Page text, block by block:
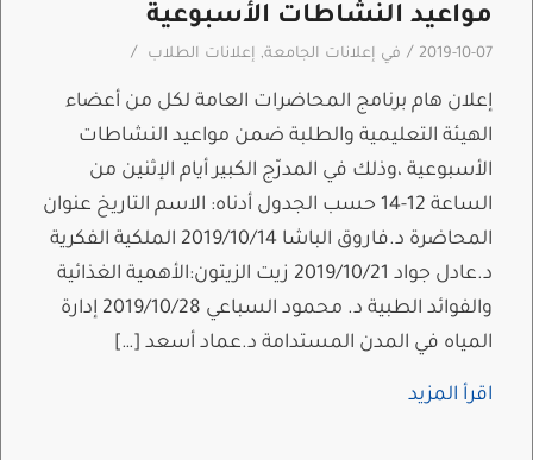
مواعيد النشاطات الأسبوعية
2019-10-07
/ في إعلانات الجامعة, إعلانات الطلاب /
إعلان هام برنامج المحاضرات العامة لكل من أعضاء
الهيئة التعليمية والطلبة ضمن مواعيد النشاطات
الأسبوعية ،وذلك في المدرّج الكبير أيام الإثنين من
الساعة 12-14 حسب الجدول أدناه: الاسم التاريخ عنوان
المحاضرة د.فاروق الباشا 2019/10/14 الملكية الفكرية
د.عادل جواد 2019/10/21 زيت الزيتون:الأهمية الغذائية
والفوائد الطبية د. محمود السباعي 2019/10/28 إدارة
المياه في المدن المستدامة د.عماد أسعد […]
اقرأ المزيد